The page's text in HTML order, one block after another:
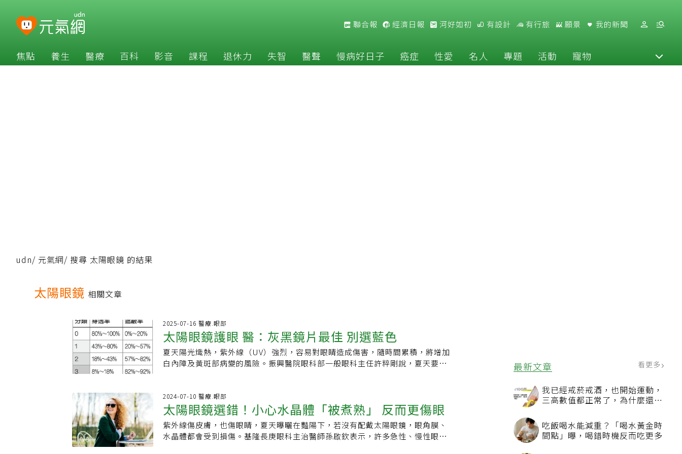
聯合報 經濟日報 河好如初 有設計 有行旅 願景 我的新聞
焦點 養生 醫療 百科 影音 課程 退休力 失智 醫聲 慢病好日子 癌症 性愛 名人 專題 活動 寵物
最新文章 看更多
我已經戒菸戒酒，也開始運動，
三高數值都正常了，為什麼還不
吃飯喝水能減重？「喝水黃金時
間點」曝，喝錯時機反而吃更多
udn/ 元氣網/ 搜尋 太陽眼鏡 的結果
太陽眼鏡 相關文章
2025-07-16 醫療.眼部
太陽眼鏡護眼 醫：灰黑鏡片最佳 別選藍色
夏天陽光熾熱，紫外線（UV）強烈，容易對眼睛造成傷害，隨時間累積，將增加
白內障及黃斑部病變的風險。振興醫院眼科部一般眼科主任許粹剛說，夏天要做
鏡須能百分之百阻隔紫外線，但市面上不少廉價產品雖標榜國家標準認證
「UV400」，但實際防護效果卻未必達標。依經濟部標準檢驗局規範，太陽眼鏡
濾鏡分為0至4類，不同分類對光線穿透率與紫外線遮蔽率有明確標準。如果是一
般戶外活動，建議選擇紫外線遮蔽率75%以上的鏡片；如果是爬山、雪地等活
動，最好選用全罩式設計的鏡片。但提醒濾鏡分類4，因透光度低，不建議在駕駛
2024-07-10 醫療.眼部
太陽眼鏡選錯！小心水晶體「被煮熟」 反而更傷眼
紫外線傷皮膚，也傷眼睛，夏天曝曬在豔陽下，若沒有配戴太陽眼鏡，眼角膜、
水晶體都會受到損傷。基隆長庚眼科主治醫師孫啟欽表示，許多急性、慢性眼睛